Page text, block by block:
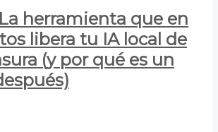
herramienta que en
libera tu IA local de
(y por qué es un